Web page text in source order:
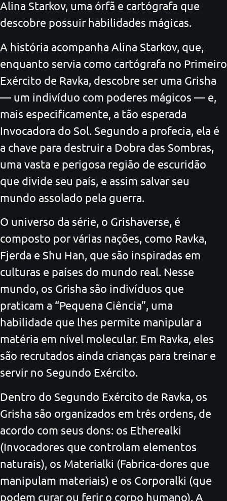
Alina Starkov, uma órfã e cartógrafa que
descobre possuir habilidades mágicas.
A história acompanha Alina Starkov, que,
enquanto servia como cartógrafa no Primeiro
Exército de Ravka, descobre ser uma Grisha
— um indivíduo com poderes mágicos — e,
mais especificamente, a tão esperada
Invocadora do Sol. Segundo a profecia, ela é
a chave para destruir a Dobra das Sombras,
uma vasta e perigosa região de escuridão
que divide seu país, e assim salvar seu
mundo assolado pela guerra.
O universo da série, o Grishaverse, é
composto por várias nações, como Ravka,
Fjerda e Shu Han, que são inspiradas em
culturas e países do mundo real. Nesse
mundo, os Grisha são indivíduos que
praticam a “Pequena Ciência”, uma
habilidade que lhes permite manipular a
matéria em nível molecular. Em Ravka, eles
são recrutados ainda crianças para treinar e
servir no Segundo Exército.
Dentro do Segundo Exército de Ravka, os
Grisha são organizados em três ordens, de
acordo com seus dons: os Etherealki
(Invocadores que controlam elementos
naturais), os Materialki (Fabrica-dores que
manipulam materiais) e os Corporalki (que
podem curar ou ferir o corpo humano). A